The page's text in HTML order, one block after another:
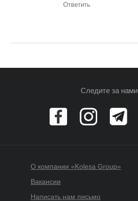
Ответить
Следите за нами
О компании «Kolesa Group»
Вакансии
Написать нам письмо